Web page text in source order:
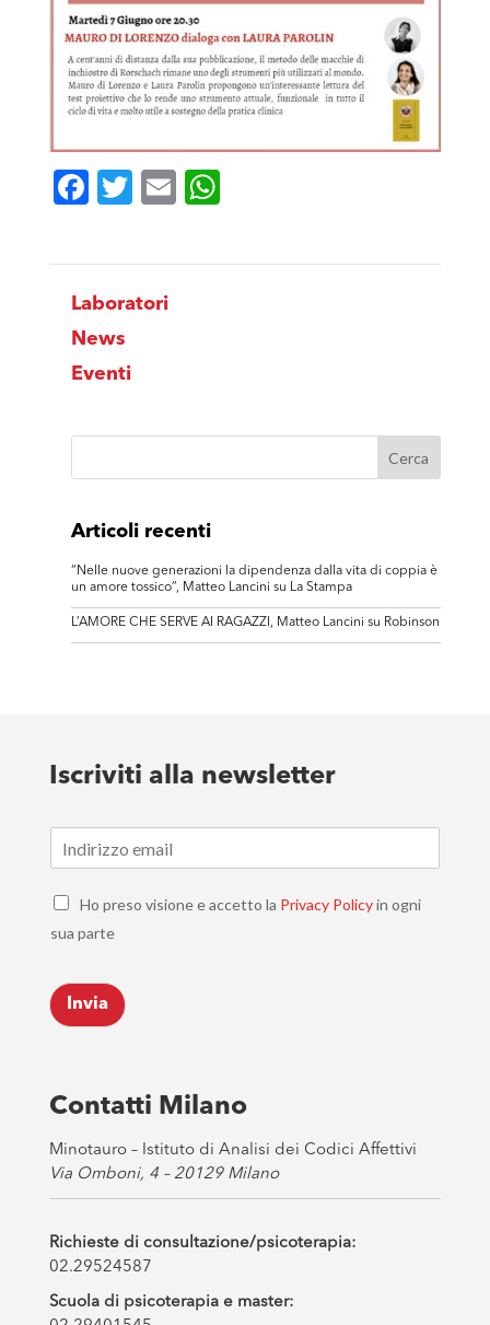
Facebook
Twitter
Email
Laboratori
News
Eventi
Articoli recenti
“Nelle nuove generazioni la dipendenza dalla vita di coppia è
un amore tossico”, Matteo Lancini su La Stampa
L’AMORE CHE SERVE AI RAGAZZI, Matteo Lancini su Robinson
Iscriviti alla newsletter
m
*
C
e
k
b
o
s
*
Ho preso visione e accetto la Privacy Policyin ogni
sua parte
Invia
Contatti Milano
Minotauro – Istituto di Analisi dei Codici Affettivi
Via Omboni, 4 – 20129 Milano
Richieste di consultazione/psicoterapia:
02.29524587
Scuola di psicoterapia e master: